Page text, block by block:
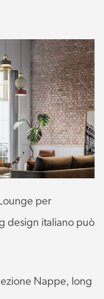
per
design italiano può
Nappe, long